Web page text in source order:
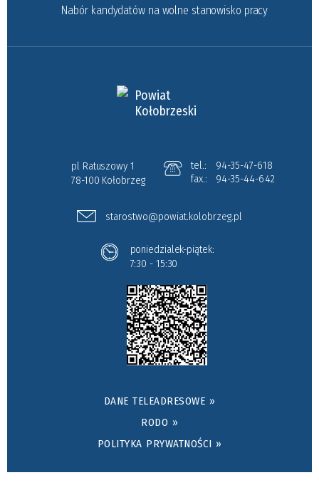
Nabór kandydatów na wolne stanowisko pracy
Powiat
Kołobrzeski
pl Ratuszowy 1
78-100 Kołobrzeg
tel.:
94-35-47-618
fax.:
94-35-44-642
starostwo@powiat.kolobrzeg.pl
poniedzialek-piątek:
7:30 - 15:30
DANE TELEADRESOWE »
RODO »
POLITYKA PRYWATNOŚCI »